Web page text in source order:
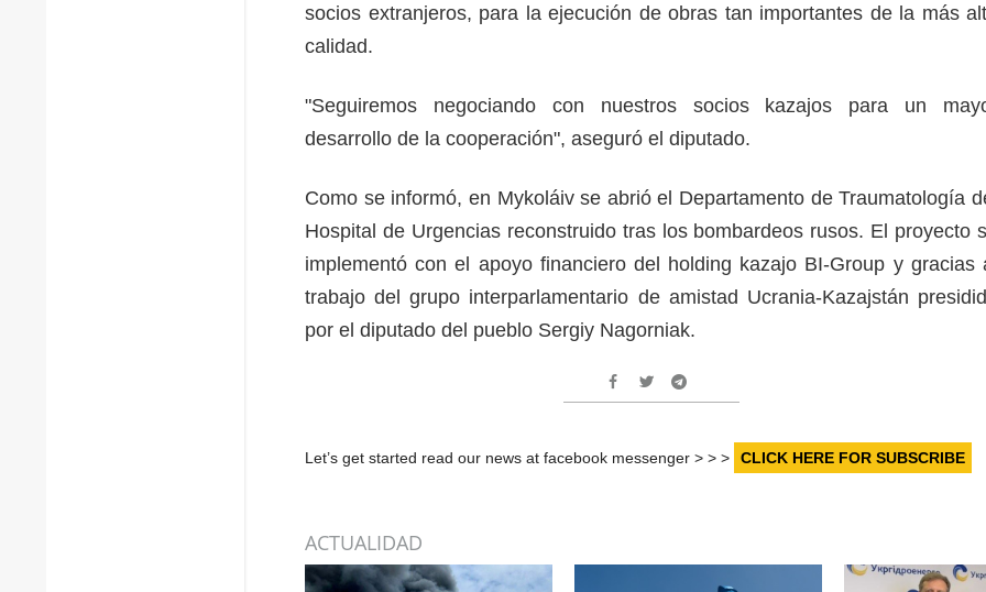
socios extranjeros, para la ejecución de obras tan importantes de la más
calidad.
"Seguiremos negociando con nuestros socios kazajos para un
desarrollo de la cooperación", aseguró el diputado.
Como se informó, en Mykoláiv se abrió el Departamento de Traumatología
Hospital de Urgencias reconstruido tras los bombardeos rusos. El proyecto
implementó con el apoyo financiero del holding kazajo BI-Group y gracias
trabajo del grupo interparlamentario de amistad Ucrania-Kazajstán
por el diputado del pueblo Sergiy Nagorniak.
Let’s get started read our news at facebook messenger > > > CLICK HERE FOR SUBSCRIBE
ACTUALIDAD